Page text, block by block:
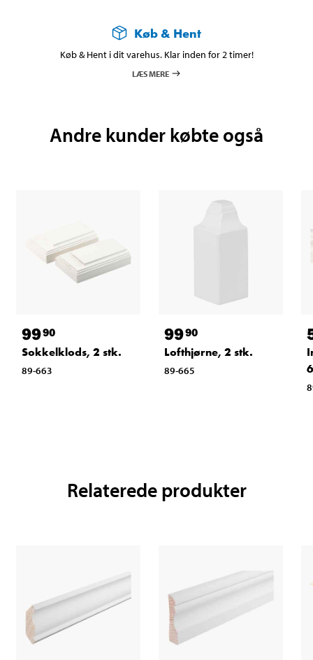
Køb & Hent
Køb & Hent i dit varehus. Klar inden for 2 timer!
LÆS MERE
Andre kunder købte også
9990
Sokkelklods, 2 stk.
89-663
9990
Lofthjørne, 2 stk.
89-665
Relaterede produkter